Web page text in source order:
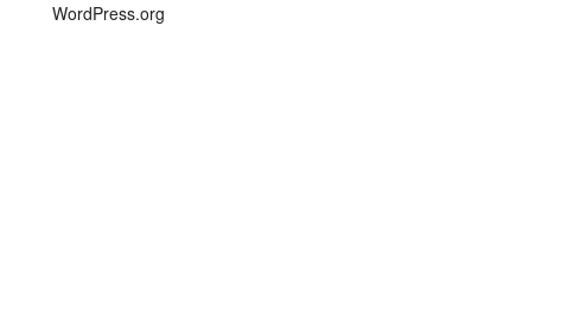
WordPress.org